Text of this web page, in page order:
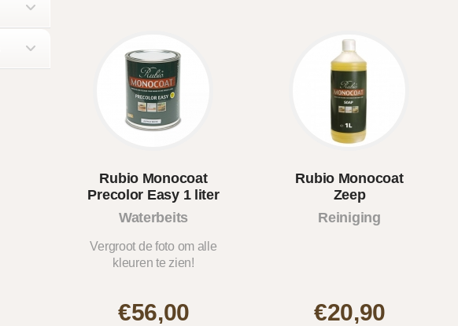
Rubio Monocoat
Precolor Easy 1 liter
Waterbeits
(14kleure..
Vergroot de foto om alle
kleuren te zien!
€56,00
Rubio Monocoat
Zeep
Reiniging
€20,90